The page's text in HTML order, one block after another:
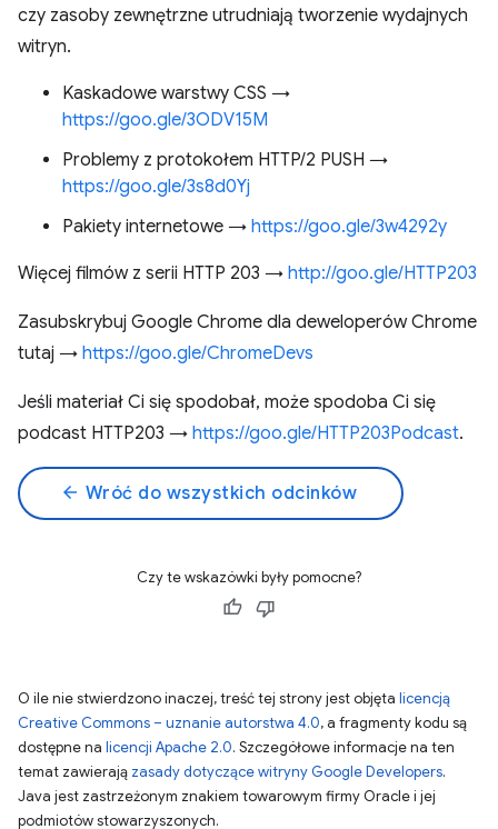
czy zasoby zewnętrzne utrudniają tworzenie wydajnych
witryn.
Kaskadowe warstwy CSS →
https://goo.gle/3ODV15M
Problemy z protokołem HTTP/2 PUSH →
https://goo.gle/3s8d0Yj
Pakiety internetowe → https://goo.gle/3w4292y
Więcej filmów z serii HTTP 203 → http://goo.gle/HTTP203
Zasubskrybuj Google Chrome dla deweloperów Chrome
tutaj → https://goo.gle/ChromeDevs
Jeśli materiał Ci się spodobał, może spodoba Ci się
podcast HTTP203 → https://goo.gle/HTTP203Podcast.
arrow_back Wróć do wszystkich odcinków
Czy te wskazówki były pomocne?
O ile nie stwierdzono inaczej, treść tej strony jest objęta licencją
Creative Commons – uznanie autorstwa 4.0, a fragmenty kodu są
dostępne na licencji Apache 2.0. Szczegółowe informacje na ten
temat zawierają zasady dotyczące witryny Google Developers.
Java jest zastrzeżonym znakiem towarowym firmy Oracle i jej
podmiotów stowarzyszonych.